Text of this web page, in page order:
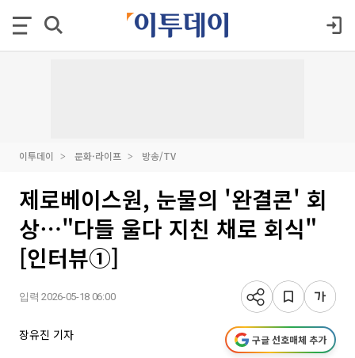
이투데이 문화·라이프 방송/TV
제로베이스원, 눈물의 '완결콘' 회
상⋯"다들 울다 지친 채로 회식"
[인터뷰①]
입력 2026-05-18 06:00
장유진 기자 구글 선호매체 추가